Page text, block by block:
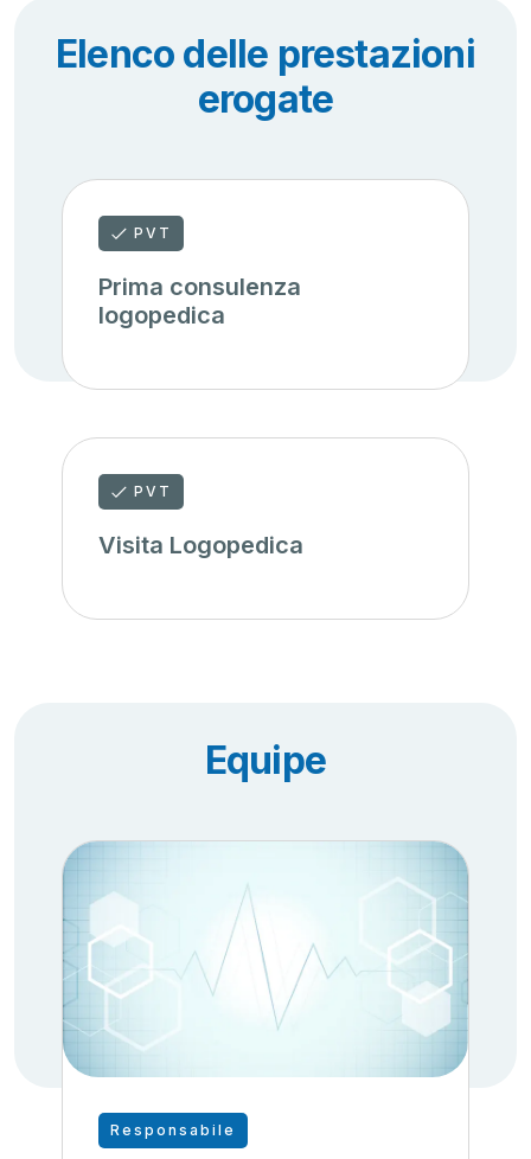
Elenco delle prestazioni
erogate
PVT
Prima consulenza
logopedica
PVT
Visita Logopedica
Equipe
Responsabile